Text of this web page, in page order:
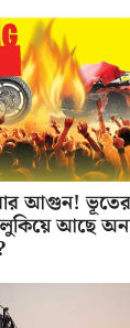
আগুন!
আছে